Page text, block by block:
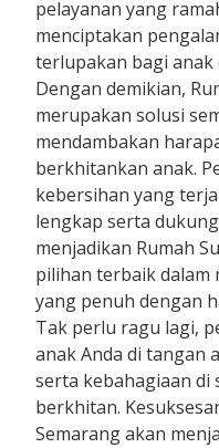
pelayanan yang
menciptakan
terlupakan bagi anak
Dengan demikian,
merupakan solusi
mendambakan
berkhitankan anak.
kebersihan yang
lengkap serta
menjadikan Rumah
pilihan terbaik
yang penuh dengan
Tak perlu ragu lagi,
anak Anda di tangan
serta kebahagiaan di
berkhitan.
Semarang akan